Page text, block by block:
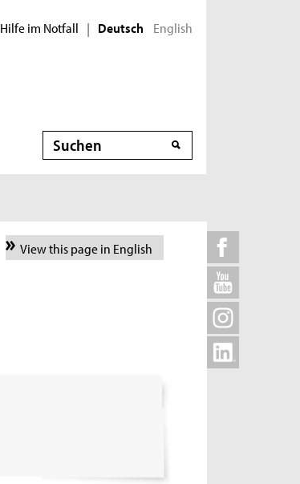
Hilfe im Notfall | Deutsch English
Suche
View this page in English